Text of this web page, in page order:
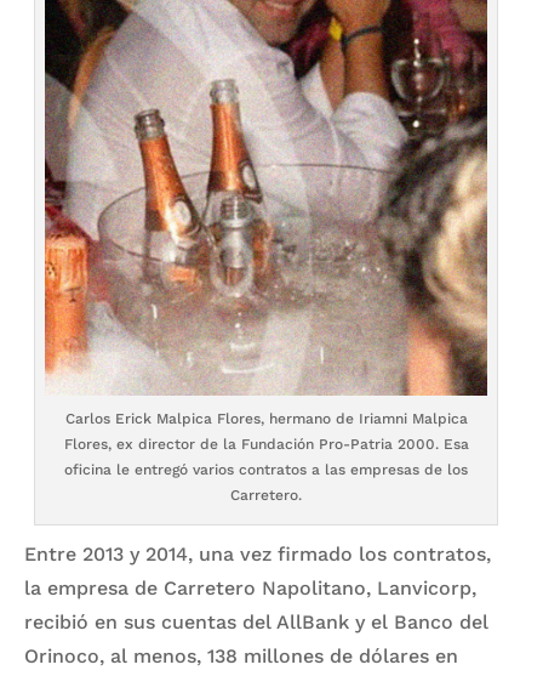
Carlos Erick Malpica Flores, hermano de Iriamni Malpica
Flores, ex director de la Fundación Pro-Patria 2000. Esa
oficina le entregó varios contratos a las empresas de los
Carretero.
Entre 2013 y 2014, una vez firmado los contratos,
la empresa de Carretero Napolitano, Lanvicorp,
recibió en sus cuentas del AllBank y el Banco del
Orinoco, al menos, 138 millones de dólares en